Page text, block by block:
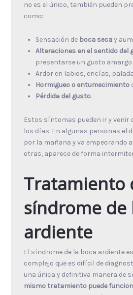
no es el único, también pueden
como:
Sensación de boca secay
Alteraciones en el sentido del
presentarse un gusto amargo
Ardor en labios, encías,
Hormigueo o entumecimiento
Pérdida del gusto.
Estos síntomas pueden ir y venir
los días. En algunas personas el
por la mañana y va empeorando
otras, aparece de forma
Tratamiento
síndrome de
ardiente
El síndrome de la boca ardiente
complejo que es difícil de
una única y definitiva manera de
mismo tratamiento puede